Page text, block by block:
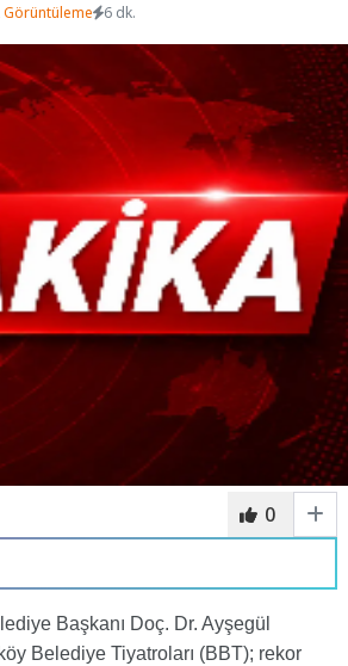
Görüntüleme 6 dk.
0
Başkanı Doç. Dr. Ayşegül
Belediye Tiyatroları (BBT); rekor